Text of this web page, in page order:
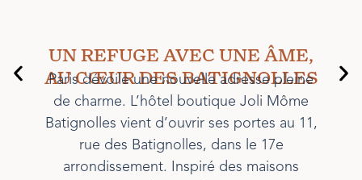
UN REFUGE AVEC UNE ÂME,
AU CŒUR DES BATIGNOLLES
Paris dévoile une nouvelle adresse pleine
de charme. L’hôtel boutique Joli Môme
Batignolles vient d’ouvrir ses portes au 11,
rue des Batignolles, dans le 17e
arrondissement. Inspiré des maisons